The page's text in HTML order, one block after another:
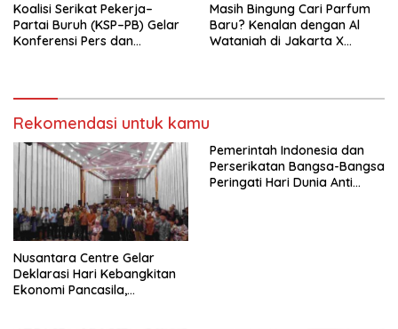
Koalisi Serikat Pekerja–
Partai Buruh (KSP–PB) Gelar
Konferensi Pers dan
Masih Bingung Cari Parfum
Baru? Kenalan dengan Al
Wataniah di Jakarta X
Rekomendasi untuk kamu
Nusantara Centre Gelar
Deklarasi Hari Kebangkitan
Ekonomi Pancasila,
Pemerintah Indonesia dan
Perserikatan Bangsa-Bangsa
Peringati Hari Dunia Anti